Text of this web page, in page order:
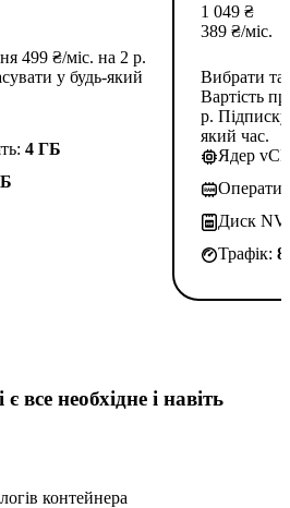
499 ₴/міс. на 2 р.
у будь-який
4 ГБ
1 049 ₴
389 ₴/міс.
Вибрати
Вартість
р.
який час.
Ядер
Диск
Трафік:
є все необхідне і навіть
контейнера